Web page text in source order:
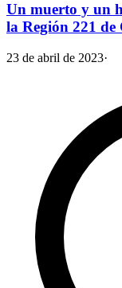
Un muerto y un
la Región 221 de
23 de abril de 2023·